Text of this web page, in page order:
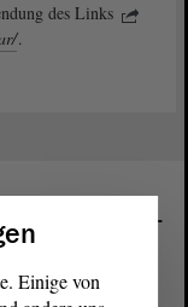
des Links
.
von Sachsen-
Einige von